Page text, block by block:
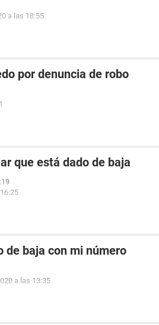
a las 18:55
por denuncia de robo
que está dado de baja
de baja con mi número
a las 13:35